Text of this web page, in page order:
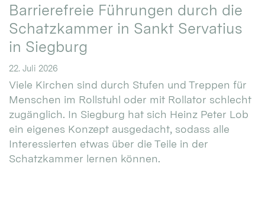
Barrierefreie Führungen durch die
Schatzkammer in Sankt Servatius
in Siegburg
22. Juli 2026
Viele Kirchen sind durch Stufen und Treppen für
Menschen im Rollstuhl oder mit Rollator schlecht
zugänglich. In Siegburg hat sich Heinz Peter Lob
ein eigenes Konzept ausgedacht, sodass alle
Interessierten etwas über die Teile in der
Schatzkammer lernen können.